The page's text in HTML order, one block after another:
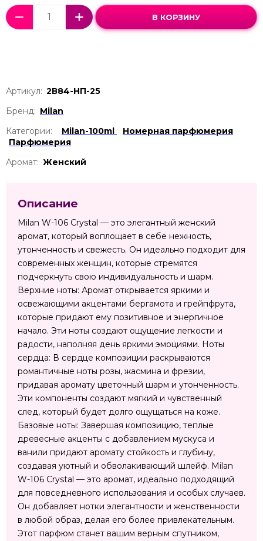
В КОРЗИНУ
Артикул: 2В84-НП-25
Бренд: Milan
Категории:
Milan-100ml
Номерная парфюмерия
Парфюмерия
Аромат: Женский
Описание
Milan W-106 Crystal — это элегантный женский
аромат, который воплощает в себе нежность,
утонченность и свежесть. Он идеально подходит для
современных женщин, которые стремятся
подчеркнуть свою индивидуальность и шарм.
Верхние ноты: Аромат открывается яркими и
освежающими акцентами бергамота и грейпфрута,
которые придают ему позитивное и энергичное
начало. Эти ноты создают ощущение легкости и
радости, наполняя день яркими эмоциями. Ноты
сердца: В сердце композиции раскрываются
романтичные ноты розы, жасмина и фрезии,
придавая аромату цветочный шарм и утонченность.
Эти компоненты создают мягкий и чувственный
след, который будет долго ощущаться на коже.
Базовые ноты: Завершая композицию, теплые
древесные акценты с добавлением мускуса и
ванили придают аромату стойкость и глубину,
создавая уютный и обволакивающий шлейф. Milan
W-106 Crystal — это аромат, идеально подходящий
для повседневного использования и особых случаев.
Он добавляет нотки элегантности и женственности
в любой образ, делая его более привлекательным.
Этот парфюм станет вашим верным спутником,